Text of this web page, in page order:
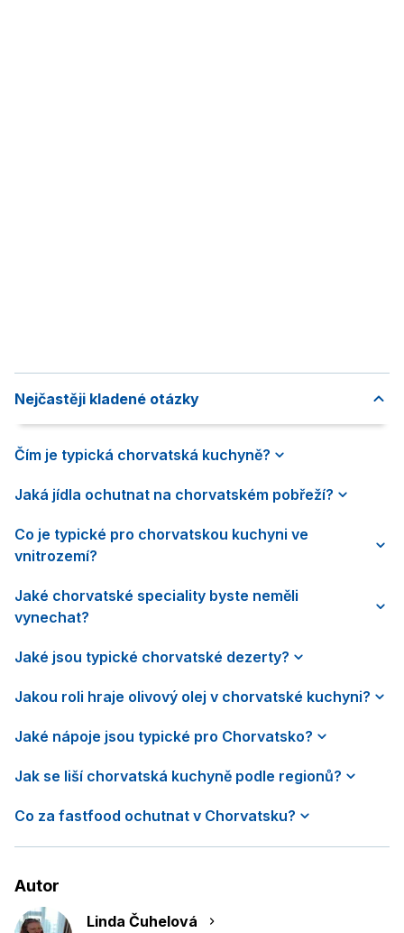
Nejčastěji kladené otázky
Čím je typická chorvatská kuchyně?
Jaká jídla ochutnat na chorvatském pobřeží?
Co je typické pro chorvatskou kuchyni ve
vnitrozemí?
Jaké chorvatské speciality byste neměli
vynechat?
Jaké jsou typické chorvatské dezerty?
Jakou roli hraje olivový olej v chorvatské kuchyni?
Jaké nápoje jsou typické pro Chorvatsko?
Jak se liší chorvatská kuchyně podle regionů?
Co za fastfood ochutnat v Chorvatsku?
Autor
Linda Čuhelová